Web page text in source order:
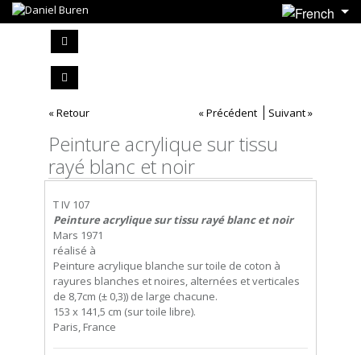
« Retour « Précédent Suivant »
Peinture acrylique sur tissu
rayé blanc et noir
T IV 107
Peinture acrylique sur tissu rayé blanc et noir
Mars 1971
réalisé à
Peinture acrylique blanche sur toile de coton à
rayures blanches et noires, alternées et verticales
de 8,7cm (± 0,3)) de large chacune.
153 x 141,5 cm (sur toile libre).
Paris, France